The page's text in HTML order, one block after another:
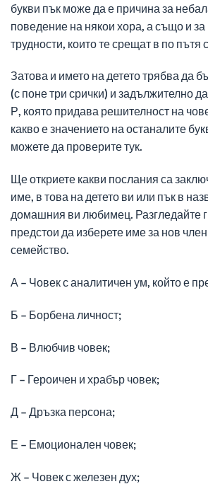
букви пък може да е причина за
поведение на някои хора, а също и
трудности, които те срещат в по пътя
Затова и името на детето трябва да
(с поне три срички) и задължително
Р, която придава решителност на
какво е значението на останалите
можете да проверите тук.
Ще откриете какви послания са
име, в това на детето ви или пък в
домашния ви любимец. Разгледайте
предстои да изберете име за нов
семейство.
А – Човек с аналитичен ум, който е
Б – Борбена личност;
В – Влюбчив човек;
Г – Героичен и храбър човек;
Д – Дръзка персона;
Е – Емоционален човек;
Ж – Човек с железен дух;